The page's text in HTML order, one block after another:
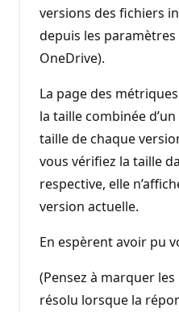
versions des fichiers
depuis les
OneDrive).
La page des
la taille combinée
taille de chaque
vous vérifiez la taille
respective, elle
version actuelle.
En espèrent avoir pu
(Pensez à marquer
résolu lorsque la